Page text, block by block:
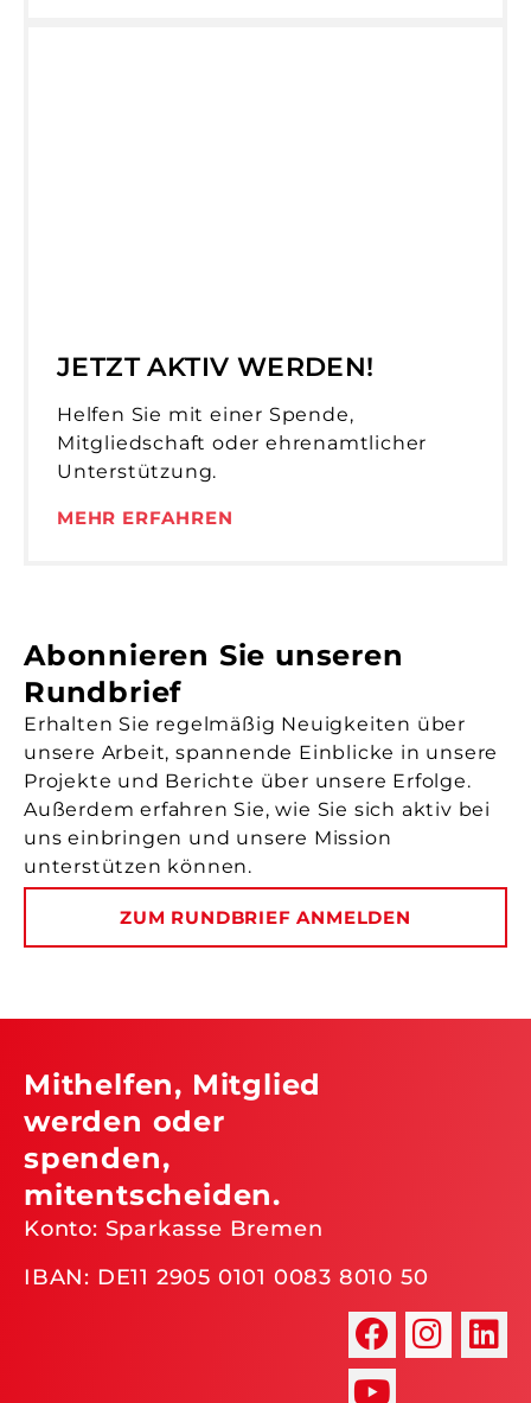
JETZT AKTIV WERDEN!
Helfen Sie mit einer Spende,
Mitgliedschaft oder ehrenamtlicher
Unterstützung.
MEHR ERFAHREN
Abonnieren Sie unseren
Rundbrief
Erhalten Sie regelmäßig Neuigkeiten über
unsere Arbeit, spannende Einblicke in unsere
Projekte und Berichte über unsere Erfolge.
Außerdem erfahren Sie, wie Sie sich aktiv bei
uns einbringen und unsere Mission
unterstützen können.
ZUM RUNDBRIEF ANMELDEN
Mithelfen, Mitglied
werden oder
spenden,
mitentscheiden.
Konto: Sparkasse Bremen
IBAN: DE11 2905 0101 0083 8010 50